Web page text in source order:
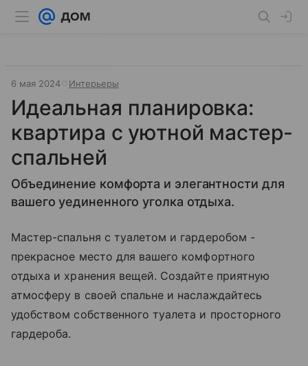
6 мая 2024 Интерьеры
Идеальная планировка:
квартира с уютной мастер-
спальней
Объединение комфорта и элегантности для
вашего уединенного уголка отдыха.
Мастер-спальня с туалетом и гардеробом -
прекрасное место для вашего комфортного
отдыха и хранения вещей. Создайте приятную
атмосферу в своей спальне и наслаждайтесь
удобством собственного туалета и просторного
гардероба.